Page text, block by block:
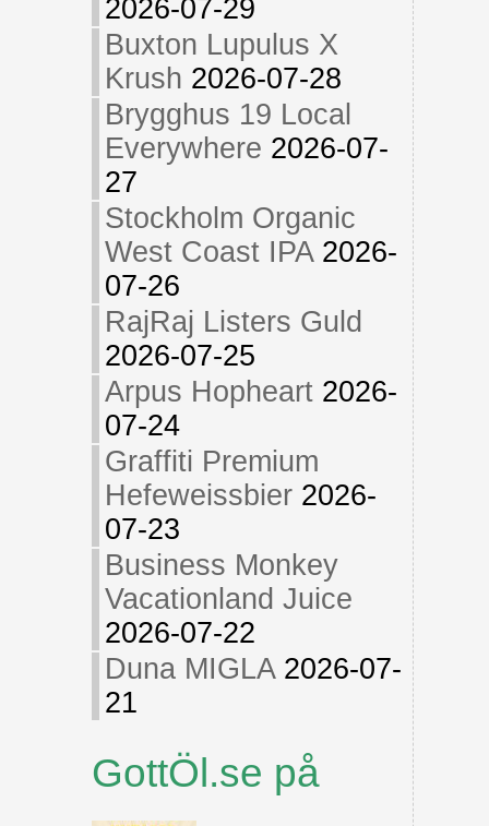
2026-07-29
Buxton Lupulus X
Krush 2026-07-28
Brygghus 19 Local
Everywhere 2026-07-
27
Stockholm Organic
West Coast IPA 2026-
07-26
RajRaj Listers Guld
2026-07-25
Arpus Hopheart 2026-
07-24
Graffiti Premium
Hefeweissbier 2026-
07-23
Business Monkey
Vacationland Juice
2026-07-22
Duna MIGLA 2026-07-
21
GottÖl.se på